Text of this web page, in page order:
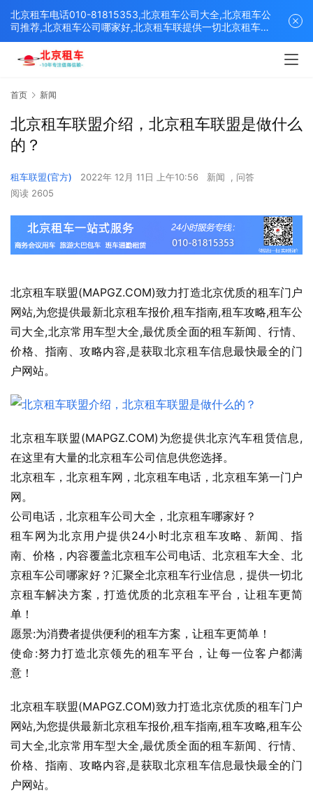
首页 新闻
北京租车联盟介绍，北京租车联盟是做什么
的？
租车联盟(官方) 2022年 12月 11日 上午10:56 新闻 , 问答
阅读 2605
北京租车联盟(MAPGZ.COM)致力打造北京优质的租车门户
网站,为您提供最新北京租车报价,租车指南,租车攻略,租车公
司大全,北京常用车型大全,最优质全面的租车新闻、行情、
价格、指南、攻略内容,是获取北京租车信息最快最全的门
户网站。
北京租车联盟(MAPGZ.COM)为您提供北京汽车租赁信息,
在这里有大量的北京租车公司信息供您选择。
北京租车，北京租车网，北京租车电话，北京租车第一门户
网。
公司电话，北京租车公司大全，北京租车哪家好？
租车网为北京用户提供24小时北京租车攻略、新闻、指
南、价格，内容覆盖北京租车公司电话、北京租车大全、北
京租车公司哪家好？汇聚全北京租车行业信息，提供一切北
京租车解决方案，打造优质的北京租车平台，让租车更简
单！
愿景:为消费者提供便利的租车方案，让租车更简单！
使命:努力打造北京领先的租车平台，让每一位客户都满
意！
北京租车联盟(MAPGZ.COM)致力打造北京优质的租车门户
网站,为您提供最新北京租车报价,租车指南,租车攻略,租车公
司大全,北京常用车型大全,最优质全面的租车新闻、行情、
价格、指南、攻略内容,是获取北京租车信息最快最全的门
户网站。
北京租车电话010-81815353,北京租车公司大全,北京租车公
司推荐,北京租车公司哪家好,北京租车联提供一切北京租车解
决方案,打造北京优质的租车平台！